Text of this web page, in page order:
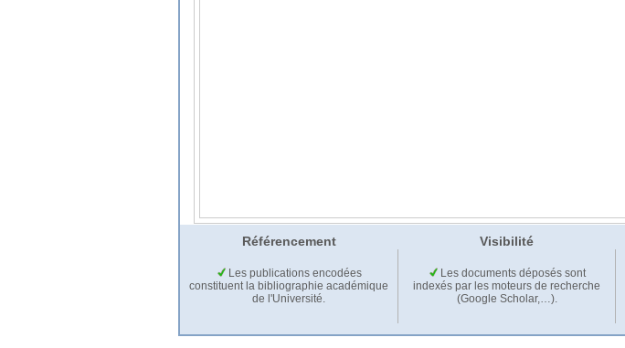
Référencement Visibilité
Les publications encodées
constituent la bibliographie académique
de l'Université.
Les documents déposés sont
indexés par les moteurs de recherche
(Google Scholar,…).